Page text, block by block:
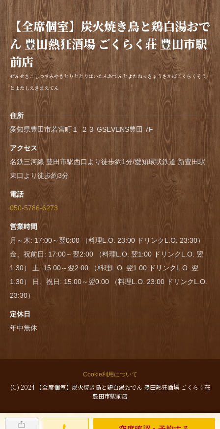
【全席個室】炭火焼き鳥と鶏白湯おで
ん 豊田熱狂酒場 ごくらく荘 豊田市駅
前店
ぜんせきこしつすみやきとりととりぱいたんおでんとよたねっきょうさかばごくらくそう
とよたしえきまえてん
住所
愛知県豊田市若宮町１‐２３ GSEVENS豊田 7F
アクセス
名鉄三河線 豊田市駅西口より徒歩約1分/愛知環状鉄道 新豊田駅
東口より徒歩約3分
電話
050-5786-6273
営業時間
月～木: 17:00～翌0:00 （料理L.O. 23:00 ドリンクL.O. 23:30）
金、祝前日: 17:00～翌2:00 （料理L.O. 翌1:00 ドリンクL.O. 翌
1:30） 土: 15:00～翌2:00 （料理L.O. 翌1:00 ドリンクL.O. 翌
1:30） 日、祝日: 15:00～翌0:00 （料理L.O. 23:00 ドリンクL.O.
23:30）
定休日
年中無休
Cookie利用について
(C) 2024 【全席個室】炭火焼き鳥と鶏白湯おでん 豊田熱狂酒場 ごくらく荘
豊田市駅前店